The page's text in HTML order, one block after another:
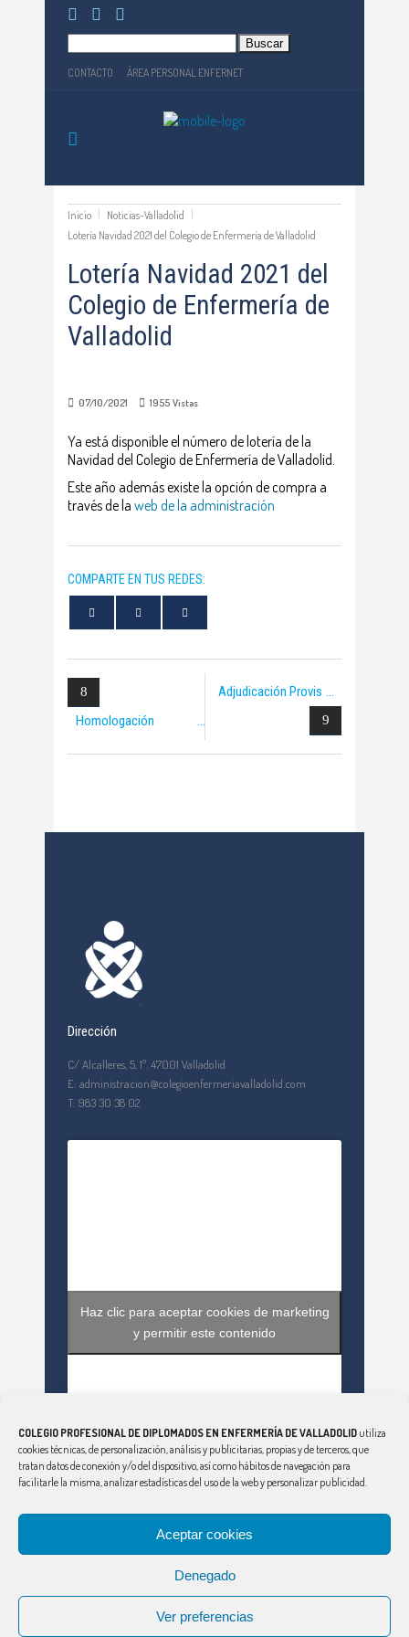
COLEGIO PROFESIONAL DE DIPLOMADOS EN ENFERMERÍA DE VALLADOLID utiliza
cookies técnicas, de personalización, análisis y publicitarias, propias y de terceros, que
tratan datos de conexión y/o del dispositivo, así como hábitos de navegación para
facilitarle la misma, analizar estadísticas del uso de la web y personalizar publicidad.
Aceptar cookies
Denegado
Ver preferencias
CONTACTO ÁREA PERSONAL ENFERNET
Inicio
Noticias-Valladolid
Lotería Navidad 2021 del Colegio de Enfermería de Valladolid
Lotería Navidad 2021 del
Colegio de Enfermería de
Valladolid
07/10/2021 1955 Vistas
Ya está disponible el número de lotería de la
Navidad del Colegio de Enfermería de Valladolid.
Este año además existe la opción de compra a
través de la web de la administración
COMPARTE EN TUS REDES:
Homologación
Adjudicación Provis
Dirección
C/ Alcalleres, 5, 1º. 47001 Valladolid
E: administracion@colegioenfermeriavalladolid.com
T: 983 30 38 02
Haz clic para aceptar cookies de marketing
y permitir este contenido
Tweets by EnfValladolid
Haz clic para aceptar cookies de marketing
y permitir este contenido
CONSEJO|ÁVILA|BURGOS|LEÓN|PALENCIA|